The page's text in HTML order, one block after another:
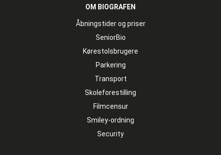
OM BIOGRAFEN
Åbningstider og priser
SeniorBio
Kørestolsbrugere
Parkering
Transport
Skoleforestilling
Filmcensur
Smiley-ordning
Security